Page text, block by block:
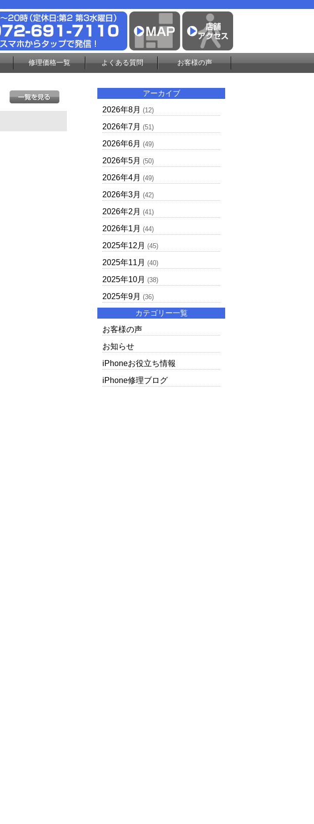
修理価格一覧 よくある質問 お客様の声
アーカイブ
2026年8月 (12)
2026年7月 (51)
2026年6月 (49)
2026年5月 (50)
2026年4月 (49)
2026年3月 (42)
2026年2月 (41)
2026年1月 (44)
2025年12月 (45)
2025年11月 (40)
2025年10月 (38)
2025年9月 (36)
カテゴリー一覧
お客様の声
お知らせ
iPhoneお役立ち情報
iPhone修理ブログ